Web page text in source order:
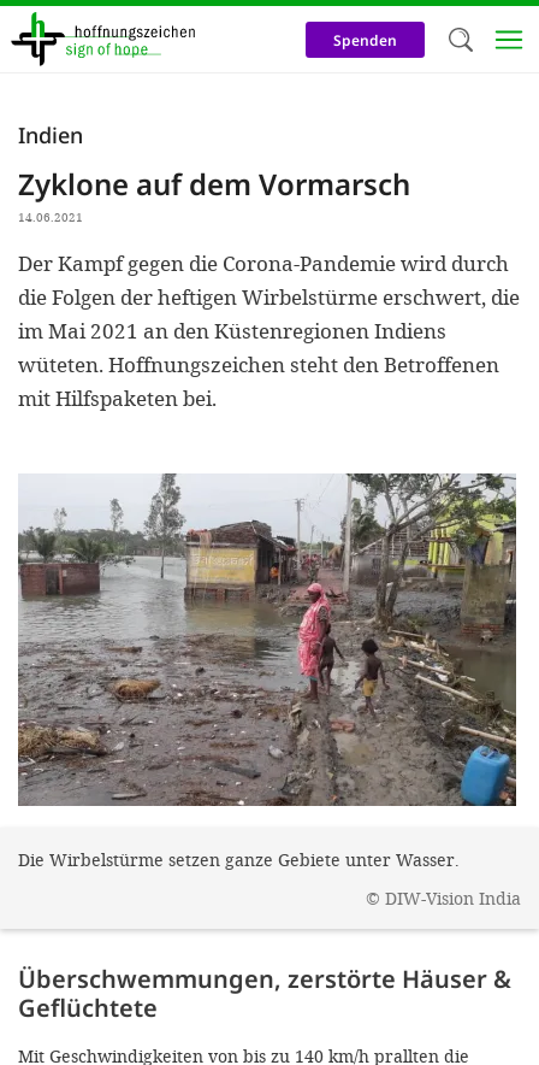
Direkt
zum
Inhalt
Spenden
Indien
Zyklone auf dem Vormarsch
14.06.2021
Der Kampf gegen die Corona-Pandemie wird durch
die Folgen der heftigen Wirbelstürme erschwert, die
im Mai 2021 an den Küstenregionen Indiens
wüteten. Hoffnungszeichen steht den Betroffenen
mit Hilfspaketen bei.
Die Wirbelstürme setzen ganze Gebiete unter Wasser.
© DIW-Vision India
Überschwemmungen, zerstörte Häuser &
Geflüchtete
Mit Geschwindigkeiten von bis zu 140 km/h prallten die
nutzen
Cookies zu
Online-
unsere
gewinnen.